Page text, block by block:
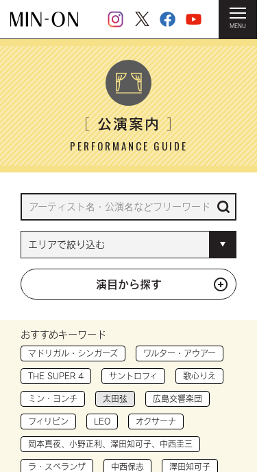
MENU
HOME ＞ 公演案内
［公演案内］
PERFORMANCE GUIDE
演目から探す
おすすめキーワード
マドリガル・シンガーズ ワルター・アウアー
THE SUPER 4 サントロフィ 歌心りえ
ミン・ヨンチ 太田弦 広島交響楽団
フィリピン LEO オクサーナ
岡本真夜、小野正利、澤田知可子、中西圭三
ラ・スペランザ 中西保志 澤田知可子